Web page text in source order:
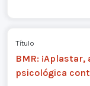
Título
BMR:
psicológica